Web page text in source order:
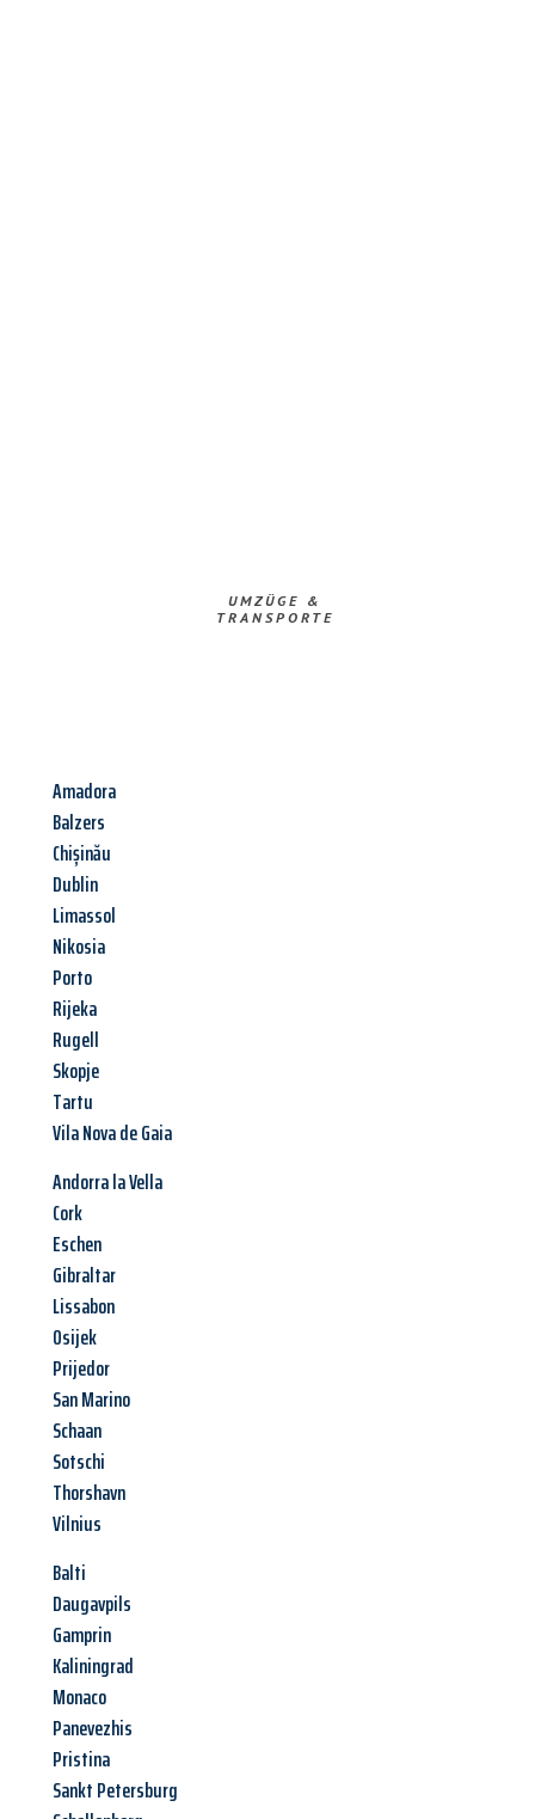
UMZÜGE &
TRANSPORTE
Amadora
Balzers
Chișinău
Dublin
Limassol
Nikosia
Porto
Rijeka
Rugell
Skopje
Tartu
Vila Nova de Gaia
Andorra la Vella
Cork
Eschen
Gibraltar
Lissabon
Osijek
Prijedor
San Marino
Schaan
Sotschi
Thorshavn
Vilnius
Balti
Daugavpils
Gamprin
Kaliningrad
Monaco
Panevezhis
Pristina
Sankt Petersburg